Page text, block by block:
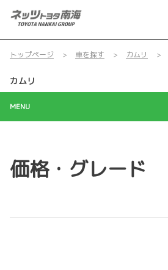
トップページ 車を探す カムリ
カムリ
MENU
価格・グレード